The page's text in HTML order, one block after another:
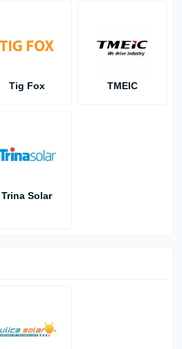
Tig Fox TMEIC
Trina Solar